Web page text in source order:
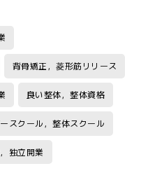
背骨矯正，菱形筋リリース
良い整体，整体資格
スクール，整体スクール
独立開業